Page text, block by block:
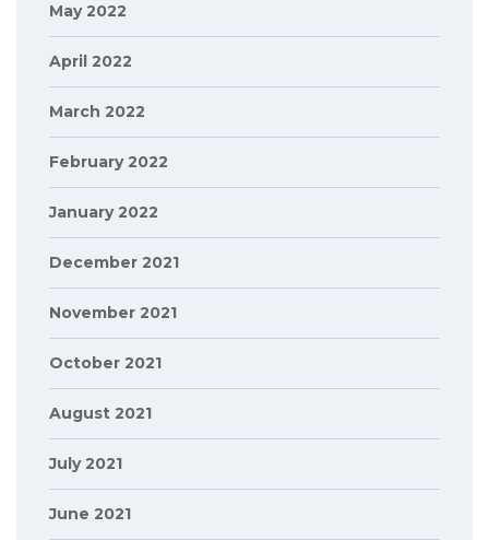
May 2022
April 2022
March 2022
February 2022
January 2022
December 2021
November 2021
October 2021
August 2021
July 2021
June 2021